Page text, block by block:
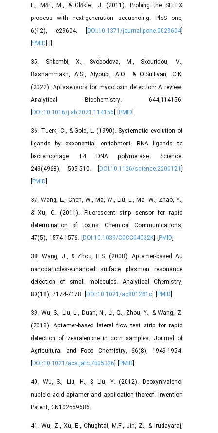
F., Mörl, M., & Glökler, J. (2011). Probing the SELEX
process with next-generation sequencing. PloS one,
6(12), e29604. [DOI:10.1371/journal.pone.0029604
[PMID] [
35. Shkembi, X., Svobodova, M., Skouridou, V.,
Bashammakh, A.S., Alyoubi, A.O., & O'Sullivan, C.K.
(2022). Aptasensors for mycotoxin detection: A review.
Analytical Biochemistry. 644,114156.
[DOI:10.1016/j.ab.2021.114156] [PMID
36. Tuerk, C., & Gold, L. (1990). Systematic evolution of
ligands by exponential enrichment: RNA ligands to
bacteriophage T4 DNA polymerase. Science,
249(4968), 505-510. [DOI:10.1126/science.2200121
[PMID
37. Wang, L., Chen, W., Ma, W., Liu, L., Ma, W., Zhao, Y.,
& Xu, C. (2011). Fluorescent strip sensor for rapid
determination of toxins. Chemical Communications,
47(5), 1574-1576. [DOI:10.1039/C0CC04032K] [PMID
38. Wang, J., & Zhou, H.S. (2008). Aptamer-based Au
nanoparticles-enhanced surface plasmon resonance
detection of small molecules. Analytical Chemistry,
80(18), 7174-7178. [DOI:10.1021/ac801281c] [PMID
39. Wu, S., Liu, L., Duan, N., Li, Q., Zhou, Y., & Wang, Z.
(2018). Aptamer-based lateral flow test strip for rapid
detection of zearalenone in corn samples. Journal of
Agricultural and Food Chemistry, 66(8), 1949-1954.
[DOI:10.1021/acs.jafc.7b05326] [PMID
40. Wu, S., Liu, H., & Liu, Y. (2012). Deoxynivalenol
nucleic acid aptamer and application thereof. Invention
Patent, CN102559686.
41. Wu, Z., Xu, E., Chughtai, M.F., Jin, Z., & Irudayaraj,